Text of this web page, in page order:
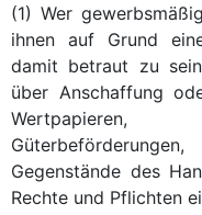
(1) Wer
ihnen auf Grund
damit betraut zu
über Anschaffung
Wertpapieren,
Gegenstände des
Rechte und Pflichten